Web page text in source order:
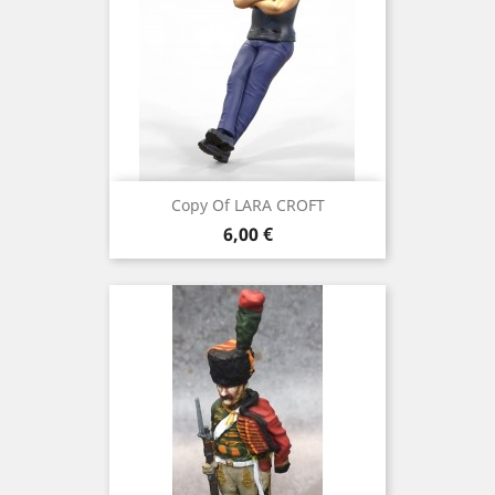
Copy Of LARA CROFT
Preis
6,00 €